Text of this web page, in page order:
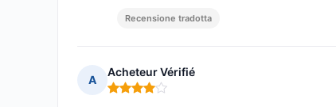
Recensione tradotta
A
Acheteur Vérifié
Nota: 4 su 5